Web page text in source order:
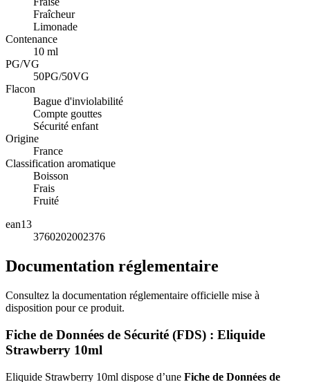
Fraîcheur
Limonade
Contenance
10 ml
PG/VG
50PG/50VG
Flacon
Bague d'inviolabilité
Compte gouttes
Sécurité enfant
Origine
France
Classification aromatique
Boisson
Frais
Fruité
ean13
3760202002376
Documentation réglementaire
Consultez la documentation réglementaire officielle mise à
disposition pour ce produit.
Fiche de Données de Sécurité (FDS) : Eliquide
Strawberry 10ml
Eliquide Strawberry 10ml dispose d’une Fiche de Données de